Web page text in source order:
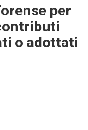
per
o adottati